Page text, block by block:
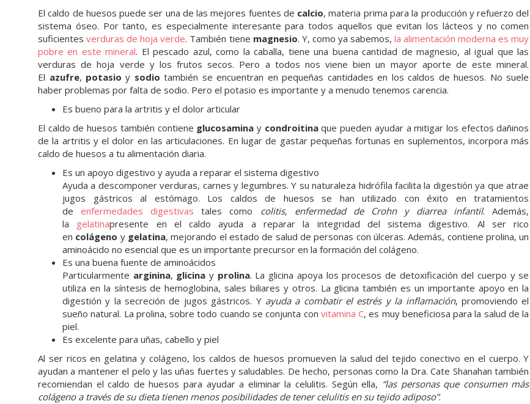
El caldo de huesos puede ser una de las mejores fuentes de calcio, materia prima para la producción y refuerzo del
sistema óseo. Por tanto, es especialmente interesante para todos aquellos que evitan los lácteos y no comen
suficientesverduras de hoja verde. También tiene magnesio. Y, como ya sabemos,la alimentación moderna es muy
pobre en este mineral. El pescado azul, como la caballa, tiene una buena cantidad de magnesio, al igual que las
verduras de hoja verde y los frutos secos. Pero a todos nos viene bien un mayor aporte de este mineral.
El azufre, potasio y sodio también se encuentran en pequeñas cantidades en los caldos de huesos. No suele
haber problemas por falta de sodio. Pero el potasio es importante y a menudo tenemos carencia.
Es bueno para la artritis y el dolor articular
El caldo de huesos también contiene glucosamina y condroitinaque pueden ayudar a mitigar los efectos dañinos
de la artritis y el dolor en las articulaciones. En lugar de gastar pequeñas fortunas en suplementos, incorpora más
caldo de huesos a tu alimentación diaria.
Es un apoyo digestivo y ayuda a reparar el sistema digestivo
Ayuda a descomponer verduras, carnes y legumbres. Y su naturaleza hidrófila facilita la digestión ya que atrae
jugos gástricos al estómago. Los caldos de huesos se han utilizado con éxito en tratamientos
deenfermedades digestivas tales como colitis, enfermedad de Crohn y diarrea infantil. Además,
la gelatinapresente en el caldo ayuda a reparar la integridad del sistema digestivo. Al ser rico
en colágeno y gelatina, mejorando el estado de salud de personas con úlceras. Además, contiene prolina, un
aminoácido no esencial que es un importante precursor en la formación del colágeno.
Es una buena fuente de aminoácidos
Particularmente arginina, glicina y prolina. La glicina apoya los procesos de detoxificación del cuerpo y se
utiliza en la síntesis de hemoglobina, sales biliares y otros. La glicina también es un importante apoyo en la
digestión y la secreción de jugos gástricos. Y ayuda a combatir el estrés y la inflamación, promoviendo el
sueño natural. La prolina, sobre todo cuando se conjunta con vitamina C, es muy beneficiosa para la salud de la
piel.
Es excelente para uñas, cabello y piel
Al ser ricos en gelatina y colágeno, los caldos de huesos promueven la salud del tejido conectivo en el cuerpo. Y
ayudan a mantener el pelo y las uñas fuertes y saludables. De hecho, personas como la Dra. Cate Shanahan también
recomiendan el caldo de huesos para ayudar a eliminar la celulitis. Según ella, “las personas que consumen más
colágeno a través de su dieta tienen menos posibilidades de tener celulitis en su tejido adiposo”.